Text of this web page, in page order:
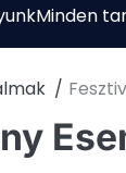
Minden